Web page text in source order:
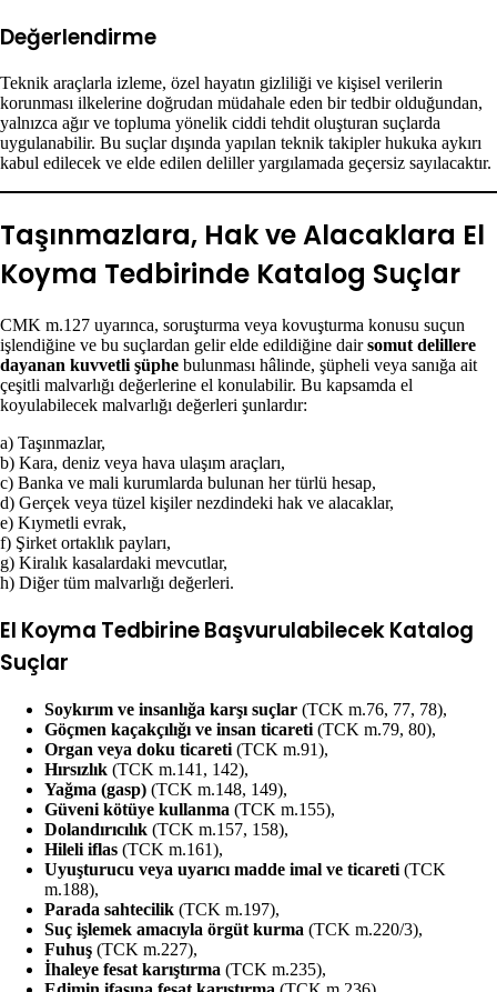
Değerlendirme
Teknik araçlarla izleme, özel hayatın gizliliği ve kişisel verilerin
korunması ilkelerine doğrudan müdahale eden bir tedbir olduğundan,
yalnızca ağır ve topluma yönelik ciddi tehdit oluşturan suçlarda
uygulanabilir. Bu suçlar dışında yapılan teknik takipler hukuka aykırı
kabul edilecek ve elde edilen deliller yargılamada geçersiz sayılacaktır.
Taşınmazlara, Hak ve Alacaklara El
Koyma Tedbirinde Katalog Suçlar
CMK m.127 uyarınca, soruşturma veya kovuşturma konusu suçun
işlendiğine ve bu suçlardan gelir elde edildiğine dairsomut delillere
dayanan kuvvetli şüphe bulunması hâlinde, şüpheli veya sanığa ait
çeşitli malvarlığı değerlerine el konulabilir. Bu kapsamda el
koyulabilecek malvarlığı değerleri şunlardır:
a) Taşınmazlar,
b) Kara, deniz veya hava ulaşım araçları,
c) Banka ve mali kurumlarda bulunan her türlü hesap,
d) Gerçek veya tüzel kişiler nezdindeki hak ve alacaklar,
e) Kıymetli evrak,
f) Şirket ortaklık payları,
g) Kiralık kasalardaki mevcutlar,
h) Diğer tüm malvarlığı değerleri.
El Koyma Tedbirine Başvurulabilecek Katalog
Suçlar
Soykırım ve insanlığa karşı suçlar (TCK m.76, 77, 78),
Göçmen kaçakçılığı ve insan ticareti (TCK m.79, 80),
Organ veya doku ticareti (TCK m.91),
Hırsızlık (TCK m.141, 142),
Yağma (gasp) (TCK m.148, 149),
Güveni kötüye kullanma (TCK m.155),
Dolandırıcılık (TCK m.157, 158),
Hileli iflas (TCK m.161),
Uyuşturucu veya uyarıcı madde imal ve ticareti (TCK
m.188),
Parada sahtecilik (TCK m.197),
Suç işlemek amacıyla örgüt kurma (TCK m.220/3),
Fuhuş (TCK m.227),
İhaleye fesat karıştırma (TCK m.235),